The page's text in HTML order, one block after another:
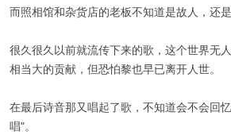
而照相馆和杂货店的老板不知道是故人，还
很久很久以前就流传下来的歌，这个世界无
相当大的贡献，但恐怕黎也早已离开人世。
在最后诗音那又唱起了歌，不知道会不会回
唱"。